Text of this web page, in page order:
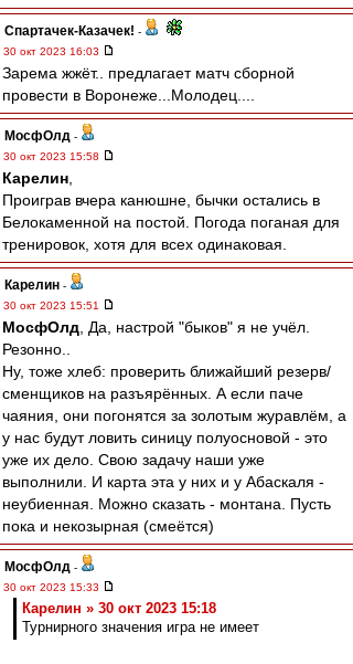
Спартачек-Казачек! -
30 окт 2023 16:03
Зарема жжёт.. предлагает матч сборной
провести в Воронеже...Молодец....
МосфОлд -
30 окт 2023 15:58
Карелин
Проиграв вчера канюшне, бычки остались в
Белокаменной на постой. Погода поганая для
тренировок, хотя для всех одинаковая.
Карелин -
30 окт 2023 15:51
МосфОлд , Да, настрой "быков" я не учёл.
Резонно..
Ну, тоже хлеб: проверить ближайший резерв/
сменщиков на разъярённых. А если паче
чаяния, они погонятся за золотым журавлём, а
у нас будут ловить синицу полуосновой - это
уже их дело. Свою задачу наши уже
выполнили. И карта эта у них и у Абаскаля -
неубиенная. Можно сказать - монтана. Пусть
пока и некозырная (смеётся)
МосфОлд -
30 окт 2023 15:33
Карелин » 30 окт 2023 15:18
Турнирного значения игра не имеет